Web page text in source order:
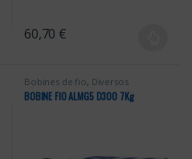
60,70 €
Bobines de fio, Diversos
BOBINE FIO ALMG5 D300 7Kg